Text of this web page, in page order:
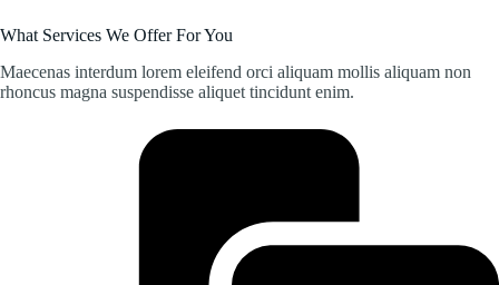
What Services We Offer For You
Maecenas interdum lorem eleifend orci aliquam mollis aliquam non
rhoncus magna suspendisse aliquet tincidunt enim.